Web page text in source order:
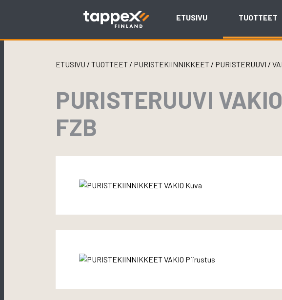
ETUSIVU TUOTTEET
ETUSIVU /TUOTTEET / PURISTEKIINNIKKEET / PURISTERUUVI /
PURISTERUUVI
FZB